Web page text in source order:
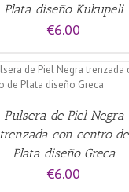
Plata diseño Kukupeli
€6.00
Pulsera de Piel Negra
trenzada con centro de
Plata diseño Greca
€6.00